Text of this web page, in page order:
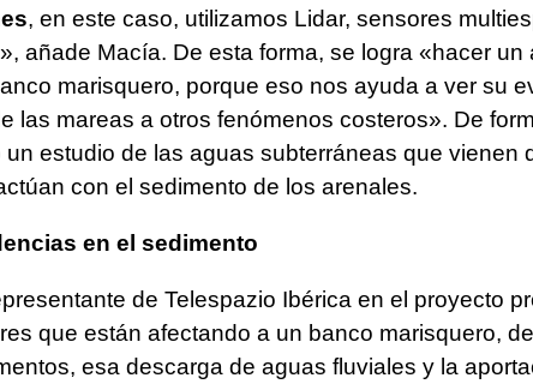
, en este caso, utilizamos Lidar, sensores
añade Macía. De esta forma, se logra «hacer
marisquero, porque eso nos ayuda a ver su
las mareas a otros fenómenos costeros». De
un estudio de las aguas subterráneas que vienen
con el sedimento de los arenales.
en el sedimento
de Telespazio Ibérica en el proyecto
que están afectando a un banco marisquero,
esa descarga de aguas fluviales y la